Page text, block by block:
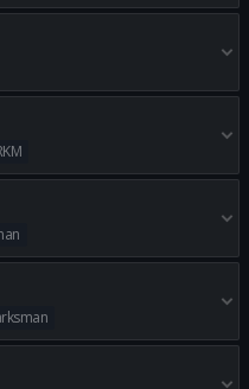
wszystkie najlepsze
wszystkie najlepsze
wszystkie najlepsze
wszystkie najlepsze
wszystkie najlepsze